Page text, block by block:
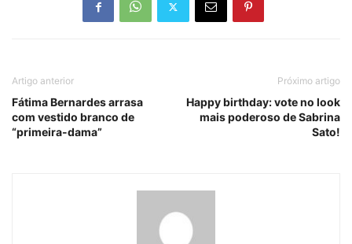
Artigo anterior
Fátima Bernardes arrasa
com vestido branco de
“primeira-dama”
Próximo artigo
Happy birthday: vote no look
mais poderoso de Sabrina
Sato!